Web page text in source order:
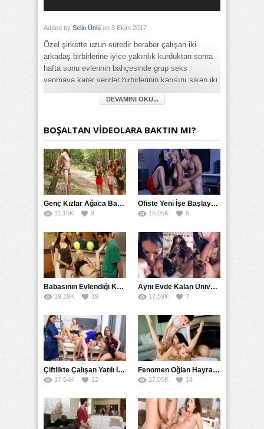
Added by Selin Ünlü on 3 Ekim 2017
Özel şirkette uzun süredir beraber çalışan iki
arkadaş birbirlerine iyice yakınlık kurduktan sonra
hafta sonu evlerinin bahçesinde grup seks
yapmaya karar verirler birbirlerinin karısını siken iki
arkadaş neden daha önce bunu yapmadık o kadar
güzel oluyor ki oh ne güzel sen benim karımı bende
Category:
Fantezi,Genç,Grup,Swinger Uzun Konulu,Yabancı
DEVAMINI OKU...
BOŞALTAN VİDEOLARA BAKTIN MI?
Genç Kızlar Ağaca Bağlayarak Tecavüz Etmek İstediler
11.15K 9
Ofiste Yeni İşe Başlayan Kızın Sigortasını Mesaide Yaptılar
15.05K 8
Babasının Evlendiği Kadının Kızlarıyla Yemek Masasında Sikişti
19.19K 19
Aynı Evde Kalan Üniversiteli Beş Kız Tek Erkeği Paylaştı
17.59K 7
Çiftlikte Çalışan Yatılı İşçiler Karmaşık Şekilde Sikişirler
17.54K 12
Fenomen Oğlan Hayranlarının Amını Kitleler Halinde İmzaladı
27.05K 14